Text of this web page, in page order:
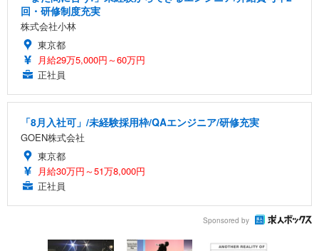
回・研修制度充実
株式会社小林
東京都
月給29万5,000円～60万円
正社員
「8月入社可」/未経験採用枠/QAエンジニア/研修充実
GOEN株式会社
東京都
月給30万円～51万8,000円
正社員
Sponsored by